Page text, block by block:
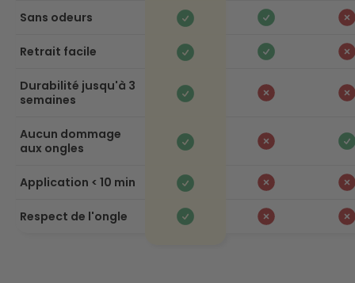
Sans odeurs
Retrait facile
Durabilité jusqu'à 3
semaines
Aucun dommage
aux ongles
Application < 10 min
Respect de l'ongle